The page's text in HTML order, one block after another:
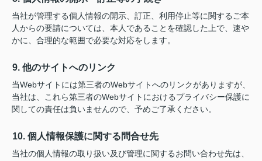
当社が管理する個人情報の開示、訂正、利用停止等に関するご本
人からの要請については、本人であることを確認した上で、速や
かに、合理的な範囲で必要な対応をします。
9. 他のサイトへのリンク
当Webサイトには第三者のWebサイトへのリンクがありますが、
当社は、これら第三者のWebサイトにおけるプライバシー保護に
関しての責任は負いませんので、予めご了承ください。
10. 個人情報保護に関する問合せ先
当社の個人情報の取り扱い及び管理に関するお問い合わせ先は、